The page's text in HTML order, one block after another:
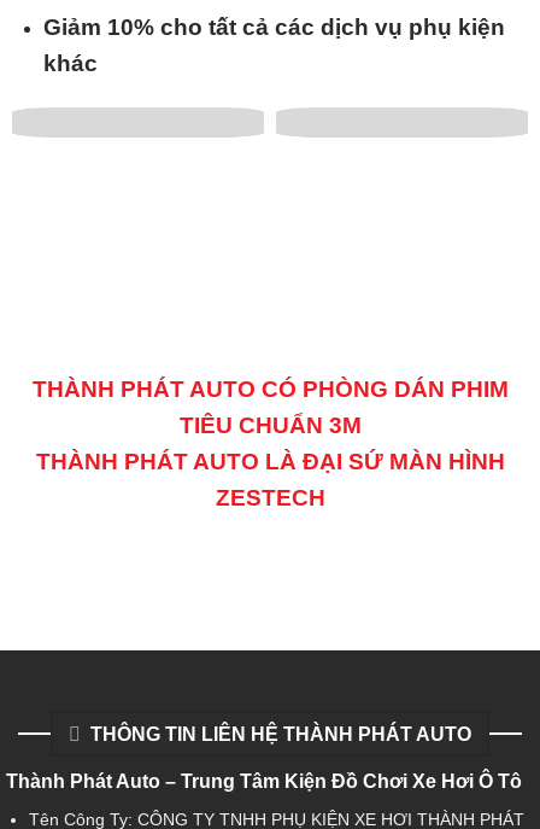
Giảm 10% cho tất cả các dịch vụ phụ kiện
khác
THÀNH PHÁT AUTO CÓ PHÒNG DÁN PHIM
TIÊU CHUẨN 3M
THÀNH PHÁT AUTO LÀ ĐẠI SỨ MÀN HÌNH
ZESTECH
THÔNG TIN LIÊN HỆ THÀNH PHÁT AUTO
Thành Phát Auto – Trung Tâm Kiện Đồ Chơi Xe Hơi Ô Tô
Tên Công Ty: CÔNG TY TNHH PHỤ KIỆN XE HƠI THÀNH PHÁT